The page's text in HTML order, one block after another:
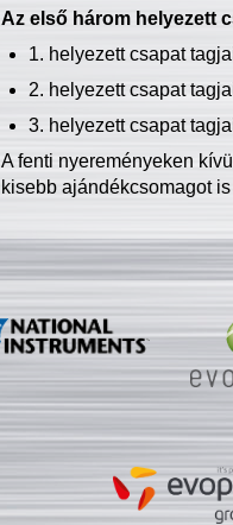
Az első három helyezett
1. helyezett csapat
2. helyezett csapat
3. helyezett csapat
A fenti nyereményeken
kisebb ajándékcsomagot is